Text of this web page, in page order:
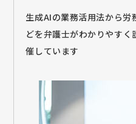
生成AIの業務活用法から労
どを弁護士がわかりやす
催しています